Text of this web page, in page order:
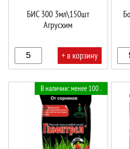
БИС 300 3мл\150шт
Агрусхим
+ в корзину
В наличии: менее 100 .